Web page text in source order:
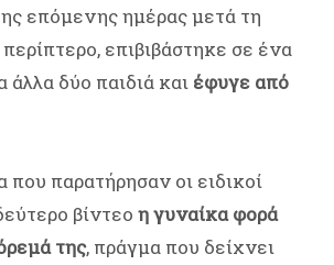
επόμενης ημέρας μετά τη
επιβιβάστηκε σε ένα
άλλα δύο παιδιά και έφυγε από
που παρατήρησαν οι ειδικοί
βίντεο η γυναίκα φορά
της, πράγμα που δείχνει